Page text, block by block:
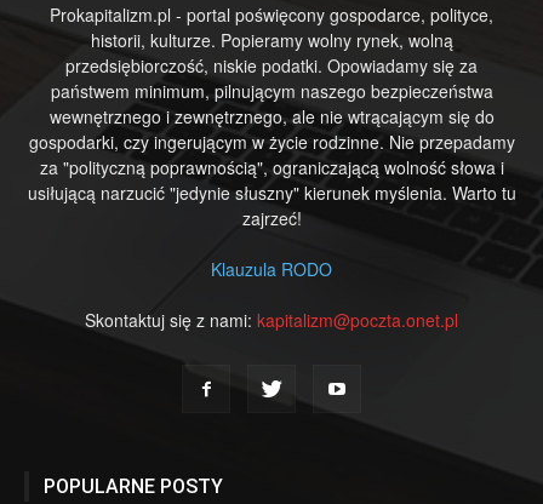
Prokapitalizm.pl - portal poświęcony gospodarce, polityce,
historii, kulturze. Popieramy wolny rynek, wolną
przedsiębiorczość, niskie podatki. Opowiadamy się za
państwem minimum, pilnującym naszego bezpieczeństwa
wewnętrznego i zewnętrznego, ale nie wtrącającym się do
gospodarki, czy ingerującym w życie rodzinne. Nie przepadamy
za "polityczną poprawnością", ograniczającą wolność słowa i
usiłującą narzucić "jedynie słuszny" kierunek myślenia. Warto tu
zajrzeć!
Klauzula RODO
Skontaktuj się z nami: kapitalizm@poczta.onet.pl
POPULARNE POSTY